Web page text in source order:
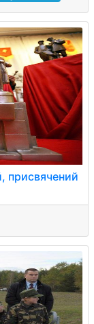
присвячений